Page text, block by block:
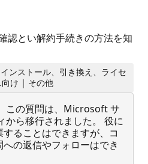
認とい解約手続きの方法を知
ンストール、引き換え、ライセ
向け | その他
この質問は、Microsoft サ
から移行されました。 役に
ることはできますが、コ
の返信やフォローはでき